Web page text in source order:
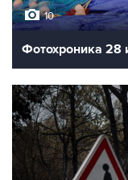
10
Фотохроника 28